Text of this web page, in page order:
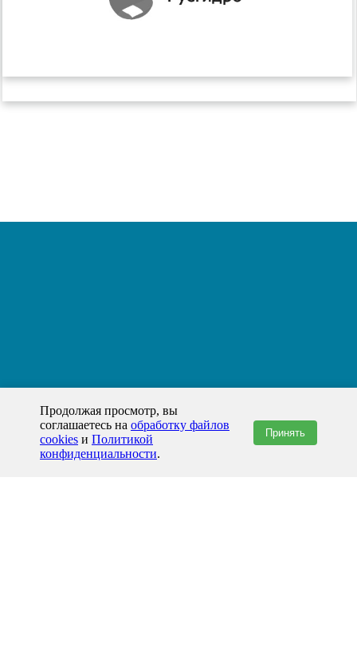
Продолжая просмотр, вы
соглашаетесь на обработку файлов
cookies и Политикой
конфиденциальности.
Принять